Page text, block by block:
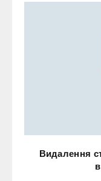
Видалення